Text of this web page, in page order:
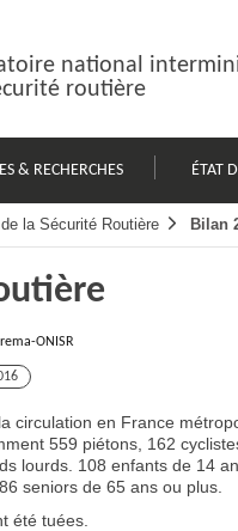
national
routière
& RECHERCHES ÉTAT
la Sécurité Routière Bilan
ONISR
circulation en France
559 piétons, 162
lourds. 108 enfants de 14
seniors de 65 ans ou plus.
été tuées.